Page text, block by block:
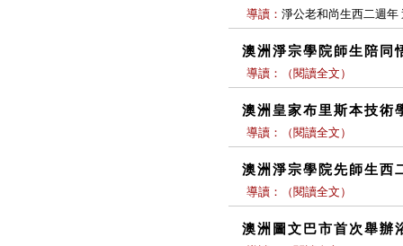
導讀： 淨公老和尚生西二週年
澳洲淨宗學院師生陪同
導讀： （ 閱讀全文 ）
澳洲皇家布里斯本技術
導讀： （ 閱讀全文 ）
澳洲淨宗學院先師生西
導讀： （ 閱讀全文 ）
澳洲圖文巴市首次舉辦